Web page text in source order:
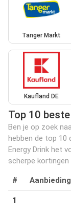
Tanger Markt
Kaufland DE
Top 10
Ben je op zoek
hebben de top 10
Energy Drink het
scherpe kortingen
# Aanbieding
1